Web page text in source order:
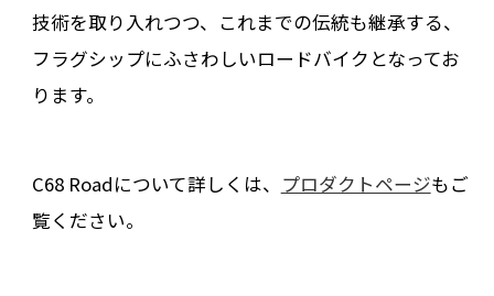
技術を取り入れつつ、これまでの伝統も継承する、
フラグシップにふさわしいロードバイクとなってお
ります。
C68 Roadについて詳しくは、 プロダクトページもご
覧ください。